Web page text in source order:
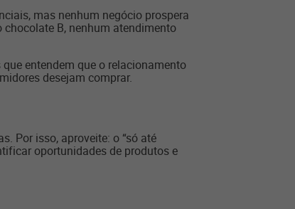
mas nenhum negócio prospera
B, nenhum atendimento
entendem que o relacionamento
desejam comprar.
Por isso, aproveite: o “só até
oportunidades de produtos e